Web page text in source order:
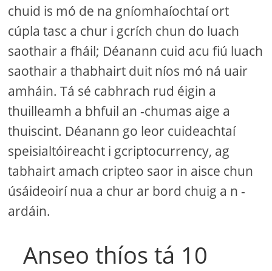
chuid is mó de na gníomhaíochtaí ort
cúpla tasc a chur i gcrích chun do luach
saothair a fháil; Déanann cuid acu fiú luach
saothair a thabhairt duit níos mó ná uair
amháin. Tá sé cabhrach rud éigin a
thuilleamh a bhfuil an -chumas aige a
thuiscint. Déanann go leor cuideachtaí
speisialtóireacht i gcriptocurrency, ag
tabhairt amach cripteo saor in aisce chun
úsáideoirí nua a chur ar bord chuig a n -
ardáin.
Anseo thíos tá 10